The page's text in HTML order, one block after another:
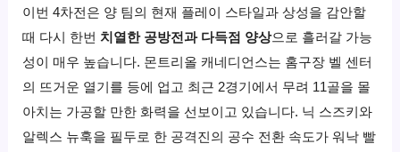
이번 4차전은 양 팀의 현재 플레이 스타일과 상성을 감안할
때 다시 한번치열한 공방전과 다득점 양상으로 흘러갈 가능
성이 매우 높습니다. 몬트리올 캐네디언스는 홈구장 벨 센터
의 뜨거운 열기를 등에 업고 최근 2경기에서 무려 11골을 몰
아치는 가공할 만한 화력을 선보이고 있습니다. 닉 스즈키와
알렉스 뉴훅을 필두로 한 공격진의 공수 전환 속도가 워낙 빨